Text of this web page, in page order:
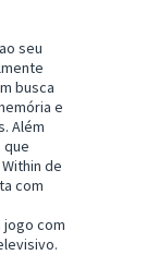
seu
busca
e
Além
que
de
com
jogo com